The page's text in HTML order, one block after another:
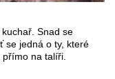
Snad se
se jedná o ty, které
na talíři.